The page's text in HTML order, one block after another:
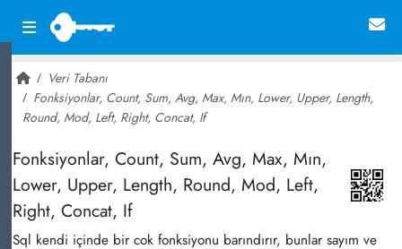
Veri Tabanı
Fonksiyonlar, Count, Sum, Avg, Max, Mın, Lower, Upper, Length,
Round, Mod, Left, Right, Concat, If
Fonksiyonlar, Count, Sum, Avg, Max, Mın,
Lower, Upper, Length, Round, Mod, Left,
Right, Concat, If
Sql kendi içinde bir cok fonksiyonu barındırır, bunlar sayım ve